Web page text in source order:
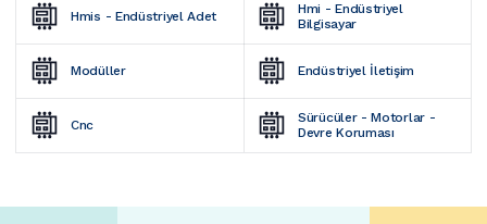
Hmis - Endüstriyel Adet
Hmi - Endüstriyel
Bilgisayar
Modüller Endüstriyel İletişim
Cnc
Sürücüler - Motorlar -
Devre Koruması